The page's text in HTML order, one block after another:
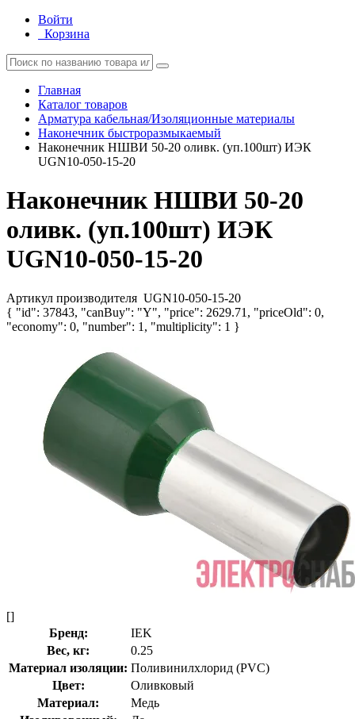
Войти
Корзина
Главная
Каталог товаров
Арматура кабельная/Изоляционные материалы
Наконечник быстроразмыкаемый
Наконечник НШВИ 50-20 оливк. (уп.100шт) ИЭК
UGN10-050-15-20
Наконечник НШВИ 50-20
оливк. (уп.100шт) ИЭК
UGN10-050-15-20
Артикул производителя UGN10-050-15-20
{ "id": 37843, "canBuy": "Y", "price": 2629.71, "priceOld": 0,
"economy": 0, "number": 1, "multiplicity": 1 }
[]
Бренд:
IEK
Вес, кг:
0.25
Материал изоляции: Поливинилхлорид (PVC)
Цвет:
Оливковый
Материал:
Медь